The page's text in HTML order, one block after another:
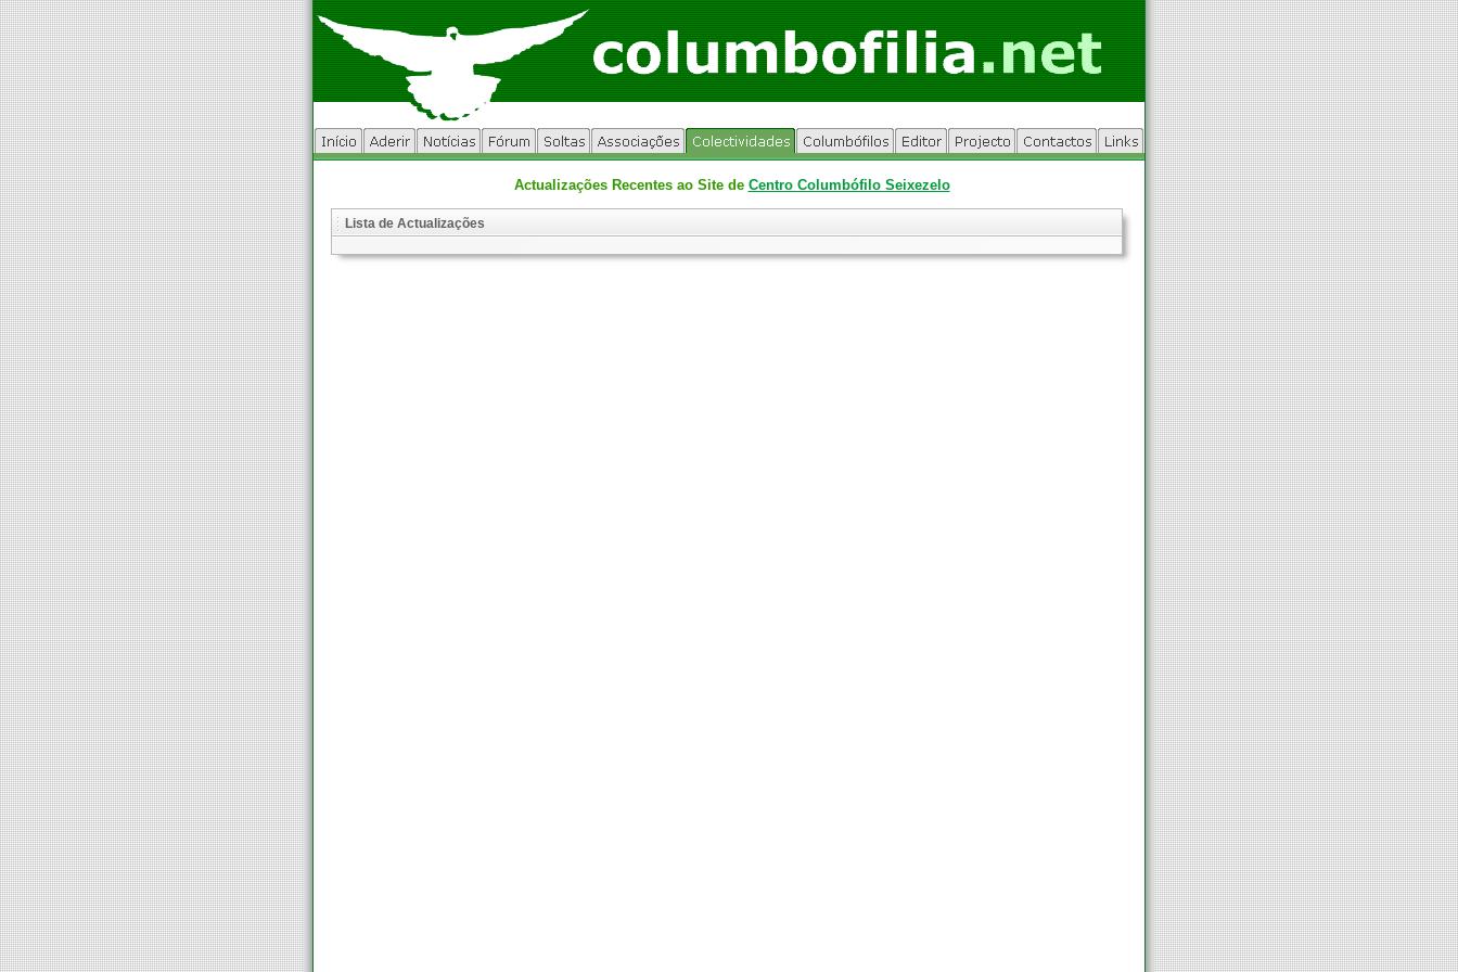
Actualizações Recentes ao Site de Centro Columbófilo Seixezelo
Lista de Actualizações